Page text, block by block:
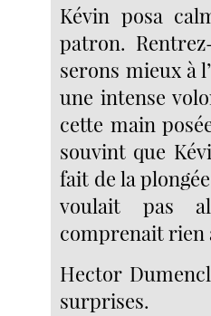
Kévin posa
patron.
serons mieux à
une intense
cette main
souvint que
fait de la
voulait pas
comprenait rien
Hector
surprises.